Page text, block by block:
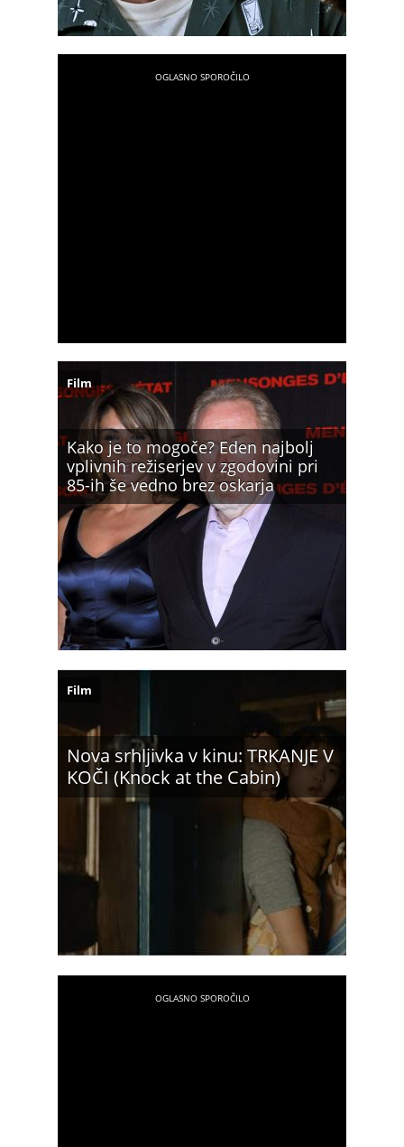
Kako je to mogoče? Eden najbolj
vplivnih režiserjev v zgodovini pri
85-ih še vedno brez oskarja
Film
Nova srhljivka v kinu: TRKANJE V
KOČI (Knock at the Cabin)
Film